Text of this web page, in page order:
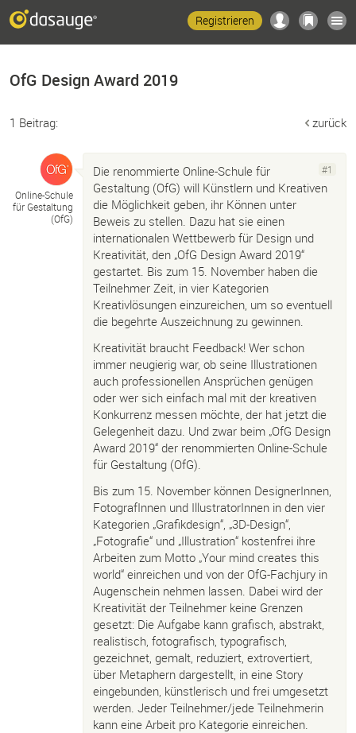
Registrieren
OfG Design Award 2019
1 Beitrag: zurück
Online-Schule
für Gestaltung
(OfG)
#1
Die renommierte Online-Schule für
Gestaltung (OfG) will Künstlern und Kreativen
die Möglichkeit geben, ihr Können unter
Beweis zu stellen. Dazu hat sie einen
internationalen Wettbewerb für Design und
Kreativität, den „OfG Design Award 2019“
gestartet. Bis zum 15. November haben die
Teilnehmer Zeit, in vier Kategorien
Kreativlösungen einzureichen, um so eventuell
die begehrte Auszeichnung zu gewinnen.
Kreativität braucht Feedback! Wer schon
immer neugierig war, ob seine Illustrationen
auch professionellen Ansprüchen genügen
oder wer sich einfach mal mit der kreativen
Konkurrenz messen möchte, der hat jetzt die
Gelegenheit dazu. Und zwar beim „OfG Design
Award 2019“ der renommierten Online-Schule
für Gestaltung (OfG).
Bis zum 15. November können DesignerInnen,
FotografInnen und IllustratorInnen in den vier
Kategorien „Grafikdesign“, „3D-Design“,
„Fotografie“ und „Illustration“ kostenfrei ihre
Arbeiten zum Motto „Your mind creates this
world“ einreichen und von der OfG-Fachjury in
Augenschein nehmen lassen. Dabei wird der
Kreativität der Teilnehmer keine Grenzen
gesetzt: Die Aufgabe kann grafisch, abstrakt,
realistisch, fotografisch, typografisch,
gezeichnet, gemalt, reduziert, extrovertiert,
über Metaphern dargestellt, in eine Story
eingebunden, künstlerisch und frei umgesetzt
werden. Jeder Teilnehmer/jede Teilnehmerin
kann eine Arbeit pro Kategorie einreichen.